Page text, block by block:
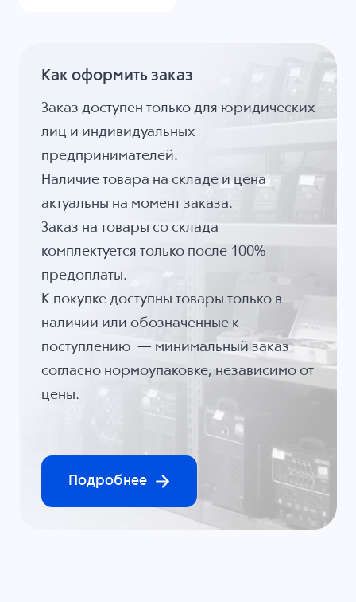
Как оформить заказ
Заказ доступен только для юридических
лиц и индивидуальных
предпринимателей.
Наличие товара на складе и цена
актуальны на момент заказа.
Заказ на товары со склада
комплектуется только после 100%
предоплаты.
К покупке доступны товары только в
наличии или обозначенные к
поступлению — минимальный заказ
согласно нормоупаковке, независимо от
цены.
Подробнее